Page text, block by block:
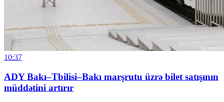
10:37
ADY Bakı–Tbilisi–Bakı marşrutu üzrə bilet satışının
müddətini artırır